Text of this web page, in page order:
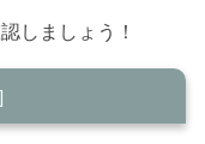
しましょう！